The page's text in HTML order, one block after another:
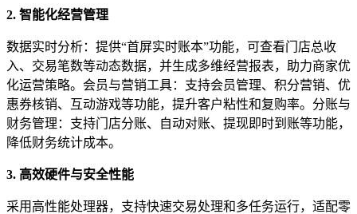
2. 智能化经营管理
数据实时分析：提供“首屏实时账本”功能，可查看门店总收
入、交易笔数等动态数据，并生成多维经营报表，助力商家优
化运营策略。会员与营销工具：支持会员管理、积分营销、优
惠券核销、互动游戏等功能，提升客户粘性和复购率。分账与
财务管理：支持门店分账、自动对账、提现即时到账等功能，
降低财务统计成本。
3. 高效硬件与安全性能
采用高性能处理器，支持快速交易处理和多任务运行，适配零